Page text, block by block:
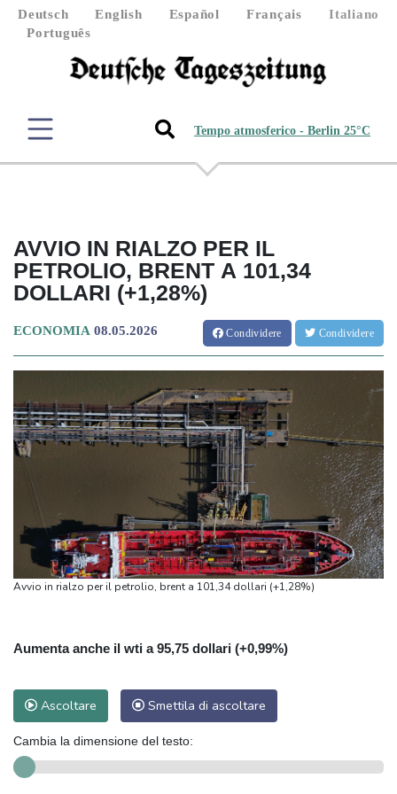
Deutsch English Español Français
Italiano
Português
Tempo atmosferico - Berlin 25°C
AVVIO IN RIALZO PER IL
PETROLIO, BRENT A 101,34
DOLLARI (+1,28%)
ECONOMIA 08.05.2026 Condividere Condividere
Avvio in rialzo per il petrolio, brent a 101,34 dollari (+1,28%)
Aumenta anche il wti a 95,75 dollari (+0,99%)
Ascoltare Smettila di ascoltare
Cambia la dimensione del testo: